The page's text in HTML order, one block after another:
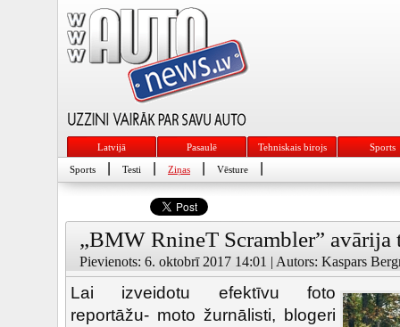
Latvijā Pasaulē Tehniskais birojs Sports
Sports Testi Ziņas Vēsture
„BMW RnineT Scrambler” avārija
Pievienots: 6. oktobrī 2017 14:01 | Autors: Kaspars
Lai izveidotu efektīvu foto
reportāžu- moto žurnālisti, blogeri